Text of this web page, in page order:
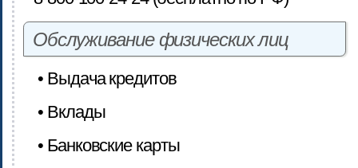
Обслуживание физических лиц
• Выдача кредитов
• Вклады
• Банковские карты